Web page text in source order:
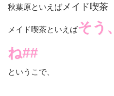
秋葉原といえばメイド喫茶
メイド喫茶といえばそう
ね##
というこで、